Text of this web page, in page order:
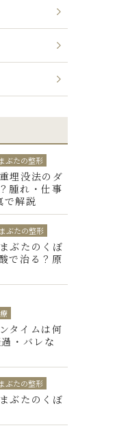
ぶたの整形
埋没法のダ
腫れ・仕事
で解説
ぶたの整形
ぶたのくぼ
で治る？原
タイムは何
・バレな
ぶたの整形
ぶたのくぼ